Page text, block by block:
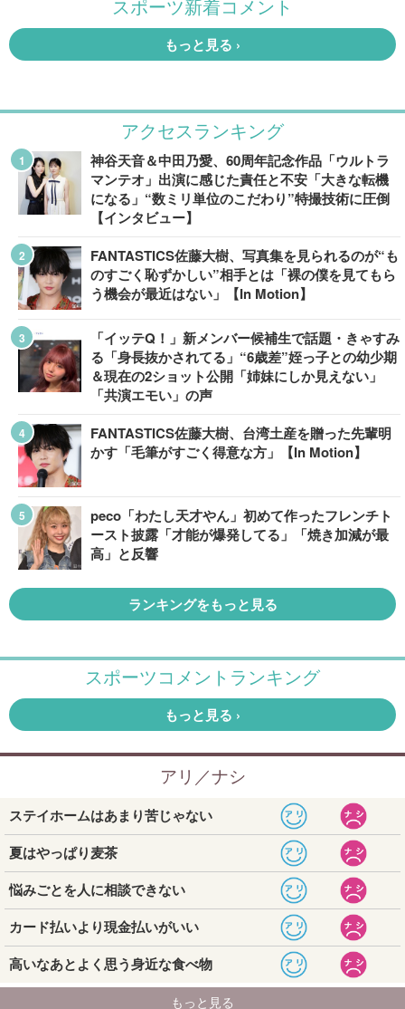
アクセスランキング
神谷天音＆中田乃愛、60周年記念作品「ウルトラ
マンテオ」出演に感じた責任と不安「大きな転機
になる」“数ミリ単位のこだわり”特撮技術に圧倒
【インタビュー】
FANTASTICS佐藤大樹、写真集を見られるのが“も
のすごく恥ずかしい”相手とは「裸の僕を見てもら
う機会が最近はない」【In Motion】
「イッテQ！」新メンバー候補生で話題・きゃすみ
る「身長抜かされてる」“6歳差”姪っ子との幼少期
＆現在の2ショット公開「姉妹にしか見えない」
「共演エモい」の声
FANTASTICS佐藤大樹、台湾土産を贈った先輩明
かす「毛筆がすごく得意な方」【In Motion】
peco「わたし天才やん」初めて作ったフレンチト
ースト披露「才能が爆発してる」「焼き加減が最
高」と反響
ランキングをもっと見る